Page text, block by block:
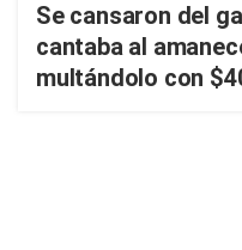
Se cansaron del
cantaba al
multándolo con